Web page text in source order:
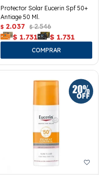
Protector Solar Eucerin Spf 50+
Antiage 50 Ml.
$ 2.037 $ 2.546
$ 1.731 $ 1.731